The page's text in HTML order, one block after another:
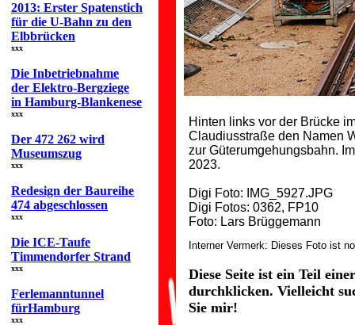
2013: Erster Spatenstich
für die U-Bahn zu den
Elbbrücken
xxx
Die Inbetriebnahme
der Elektro-Bergziege
in Hamburg-Blankenese
xxx
Der 472 262 wird
Museumszug
xxx
Redesign der Baureihe
474 abgeschlossen
xxx
Die ICE-Taufe
Timmendorfer Strand
xxx
Ferlemanntunnel
fürHamburg
xxx
Hinten links vor der Brücke
Claudiusstraße den Namen
zur Güterumgehungsbahn.
2023.
Digi Foto: IMG_5927.JPG
Digi Fotos: 0362, FP10
Foto: Lars Brüggemann
Interner Vermerk: Dieses Foto ist
Diese Seite ist ein Teil
durchklicken. Vielleicht
Sie mir!